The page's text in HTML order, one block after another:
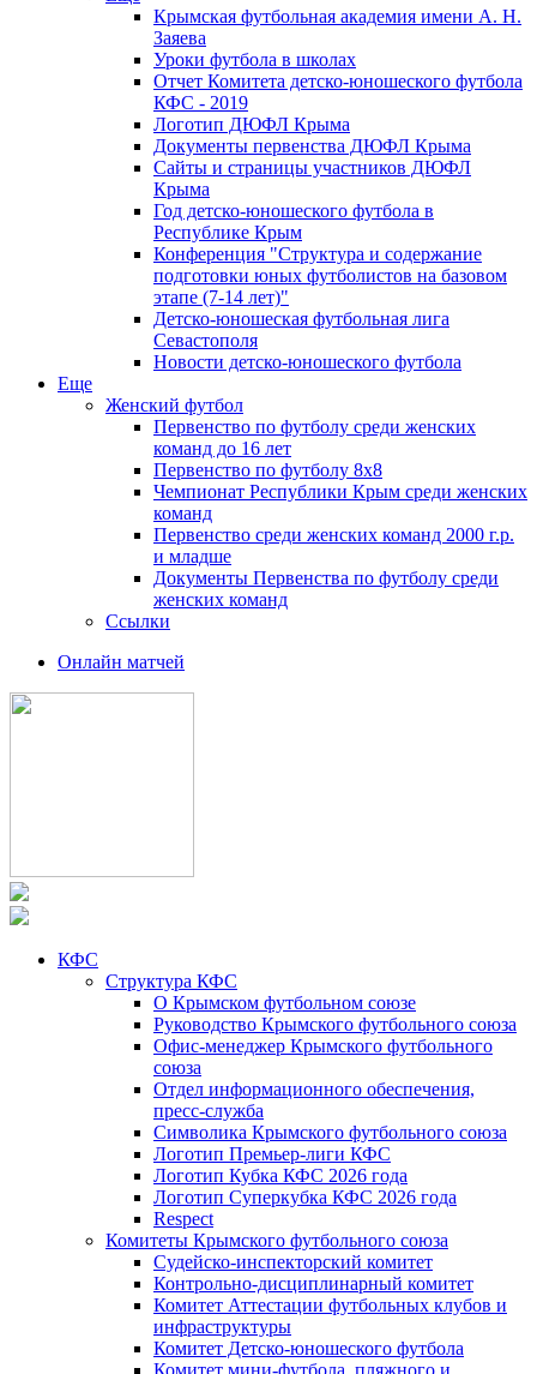
Крымская футбольная академия имени А. Н.
Заяева
Уроки футбола в школах
Отчет Комитета детско-юношеского футбола
КФС - 2019
Логотип ДЮФЛ Крыма
Документы первенства ДЮФЛ Крыма
Сайты и страницы участников ДЮФЛ
Крыма
Год детско-юношеского футбола в
Республике Крым
Конференция "Структура и содержание
подготовки юных футболистов на базовом
этапе (7-14 лет)"
Детско-юношеская футбольная лига
Севастополя
Новости детско-юношеского футбола
Еще
Женский футбол
Первенство по футболу среди женских
команд до 16 лет
Первенство по футболу 8х8
Чемпионат Республики Крым среди женских
команд
Первенство среди женских команд 2000 г.р.
и младше
Документы Первенства по футболу среди
женских команд
Ссылки
Онлайн матчей
КФС
Структура КФС
О Крымском футбольном союзе
Руководство Крымского футбольного союза
Офис-менеджер Крымского футбольного
союза
Отдел информационного обеспечения,
пресс-служба
Символика Крымского футбольного союза
Логотип Премьер-лиги КФС
Логотип Кубка КФС 2026 года
Логотип Суперкубка КФС 2026 года
Respect
Комитеты Крымского футбольного союза
Судейско-инспекторский комитет
Контрольно-дисциплинарный комитет
Комитет Аттестации футбольных клубов и
инфраструктуры
Комитет Детско-юношеского футбола
Комитет мини-футбола, пляжного и